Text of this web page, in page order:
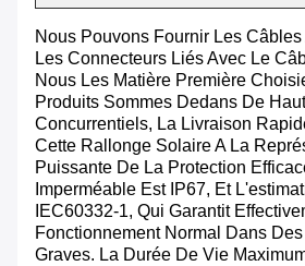
Nous Pouvons Fournir Les
Les Connecteurs Liés Avec Le
Nous Les Matière Première
Produits Sommes Dedans De
Concurrentiels, La Livraison
Cette Rallonge Solaire A La
Puissante De La Protection
Imperméable Est IP67, Et
IEC60332-1, Qui Garantit
Fonctionnement Normal Dans
Graves. La Durée De Vie